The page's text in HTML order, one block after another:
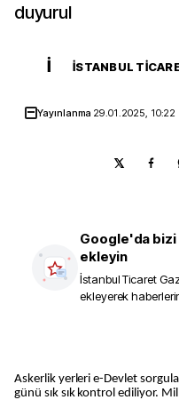
duyurul
İ İSTANBUL
Yayınlanma 29.01.2025, 10:22
Google'da
ekleyin
İstanbul Ticaret
ekleyerek
Askerlik yerleri e-Devlet sorgulama ekranı, 29 Ocak 2025 Çarşamba
günü sık sık kontrol ediliyor.